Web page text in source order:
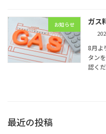
お知らせ ガス
8月よ
タン
認くだ
最近の投稿